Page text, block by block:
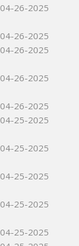
04-26-2025
04-26-2025
04-26-2025
04-26-2025
04-26-2025
04-25-2025
04-25-2025
04-25-2025
04-25-2025
04-25-2025